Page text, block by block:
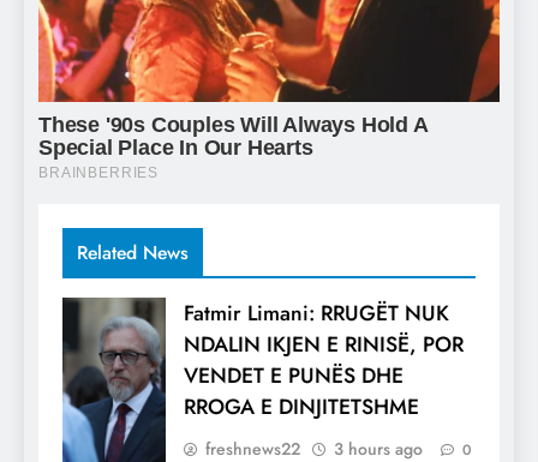
Related News
Fatmir Limani: RRUGËT NUK
NDALIN IKJEN E RINISË, POR
VENDET E PUNËS DHE
RROGA E DINJITETSHME
freshnews22 3 hours ago 0